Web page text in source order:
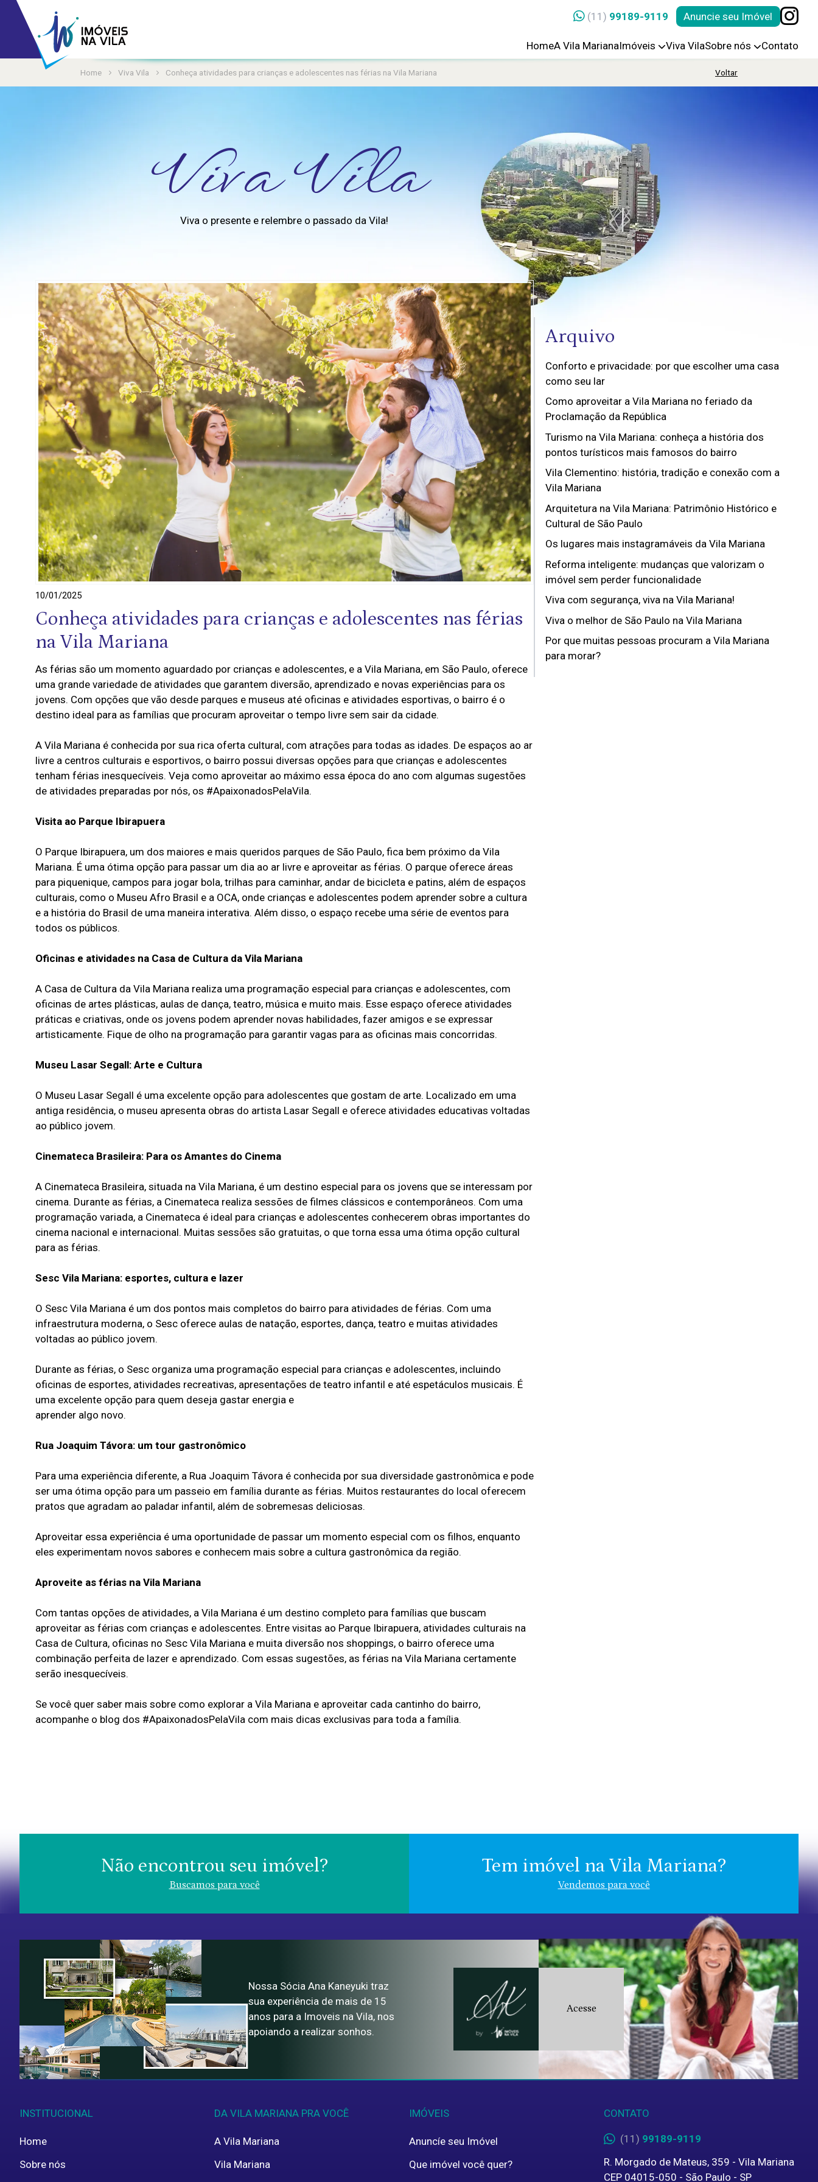
(11) 99189-9119 Anuncie seu Imóvel
HomeA Vila MarianaImóveis Viva VilaSobre nós Contato
Home Viva Vila Conheça atividades para crianças e adolescentes nas férias na Vila Mariana Voltar
Viva Vila
Viva o presente e relembre o passado da Vila!
10/01/2025
Conheça atividades para crianças e adolescentes nas férias
na Vila Mariana
As férias são um momento aguardado por crianças e adolescentes, e a Vila Mariana, em São Paulo, oferece
uma grande variedade de atividades que garantem diversão, aprendizado e novas experiências para os
jovens. Com opções que vão desde parques e museus até oficinas e atividades esportivas, o bairro é o
destino ideal para as famílias que procuram aproveitar o tempo livre sem sair da cidade.
A Vila Mariana é conhecida por sua rica oferta cultural, com atrações para todas as idades. De espaços ao ar
livre a centros culturais e esportivos, o bairro possui diversas opções para que crianças e adolescentes
tenham férias inesquecíveis. Veja como aproveitar ao máximo essa época do ano com algumas sugestões
de atividades preparadas por nós, os #ApaixonadosPelaVila.
Visita ao Parque Ibirapuera
O Parque Ibirapuera, um dos maiores e mais queridos parques de São Paulo, fica bem próximo da Vila
Mariana. É uma ótima opção para passar um dia ao ar livre e aproveitar as férias. O parque oferece áreas
para piquenique, campos para jogar bola, trilhas para caminhar, andar de bicicleta e patins, além de espaços
culturais, como o Museu Afro Brasil e a OCA, onde crianças e adolescentes podem aprender sobre a cultura
e a história do Brasil de uma maneira interativa. Além disso, o espaço recebe uma série de eventos para
todos os públicos.
Oficinas e atividades na Casa de Cultura da Vila Mariana
A Casa de Cultura da Vila Mariana realiza uma programação especial para crianças e adolescentes, com
oficinas de artes plásticas, aulas de dança, teatro, música e muito mais. Esse espaço oferece atividades
práticas e criativas, onde os jovens podem aprender novas habilidades, fazer amigos e se expressar
artisticamente. Fique de olho na programação para garantir vagas para as oficinas mais concorridas.
Museu Lasar Segall: Arte e Cultura
O Museu Lasar Segall é uma excelente opção para adolescentes que gostam de arte. Localizado em uma
antiga residência, o museu apresenta obras do artista Lasar Segall e oferece atividades educativas voltadas
ao público jovem.
Cinemateca Brasileira: Para os Amantes do Cinema
A Cinemateca Brasileira, situada na Vila Mariana, é um destino especial para os jovens que se interessam por
cinema. Durante as férias, a Cinemateca realiza sessões de filmes clássicos e contemporâneos. Com uma
programação variada, a Cinemateca é ideal para crianças e adolescentes conhecerem obras importantes do
cinema nacional e internacional. Muitas sessões são gratuitas, o que torna essa uma ótima opção cultural
para as férias.
Sesc Vila Mariana: esportes, cultura e lazer
O Sesc Vila Mariana é um dos pontos mais completos do bairro para atividades de férias. Com uma
infraestrutura moderna, o Sesc oferece aulas de natação, esportes, dança, teatro e muitas atividades
voltadas ao público jovem.
Durante as férias, o Sesc organiza uma programação especial para crianças e adolescentes, incluindo
oficinas de esportes, atividades recreativas, apresentações de teatro infantil e até espetáculos musicais. É
uma excelente opção para quem deseja gastar energia e
aprender algo novo.
Rua Joaquim Távora: um tour gastronômico
Para uma experiência diferente, a Rua Joaquim Távora é conhecida por sua diversidade gastronômica e pode
ser uma ótima opção para um passeio em família durante as férias. Muitos restaurantes do local oferecem
pratos que agradam ao paladar infantil, além de sobremesas deliciosas.
Aproveitar essa experiência é uma oportunidade de passar um momento especial com os filhos, enquanto
eles experimentam novos sabores e conhecem mais sobre a cultura gastronômica da região.
Aproveite as férias na Vila Mariana
Com tantas opções de atividades, a Vila Mariana é um destino completo para famílias que buscam
aproveitar as férias com crianças e adolescentes. Entre visitas ao Parque Ibirapuera, atividades culturais na
Casa de Cultura, oficinas no Sesc Vila Mariana e muita diversão nos shoppings, o bairro oferece uma
combinação perfeita de lazer e aprendizado. Com essas sugestões, as férias na Vila Mariana certamente
serão inesquecíveis.
Se você quer saber mais sobre como explorar a Vila Mariana e aproveitar cada cantinho do bairro,
acompanhe o blog dos #ApaixonadosPelaVila com mais dicas exclusivas para toda a família.
Arquivo
Conforto e privacidade: por que escolher uma casa
como seu lar
Como aproveitar a Vila Mariana no feriado da
Proclamação da República
Turismo na Vila Mariana: conheça a história dos
pontos turísticos mais famosos do bairro
Vila Clementino: história, tradição e conexão com a
Vila Mariana
Arquitetura na Vila Mariana: Patrimônio Histórico e
Cultural de São Paulo
Os lugares mais instagramáveis da Vila Mariana
Reforma inteligente: mudanças que valorizam o
imóvel sem perder funcionalidade
Viva com segurança, viva na Vila Mariana!
Viva o melhor de São Paulo na Vila Mariana
Por que muitas pessoas procuram a Vila Mariana
para morar?
Não encontrou seu imóvel?
Buscamos para você
Área (m²) Valor (R$)
Vila Mariana
Chácara Klabin
Chácara Inglesa
Vila Clementino
Nome
Tem imóvel na Vila Mariana?
Vendemos para você
Endereço do imóvel
Mensagem
Nossa Sócia Ana Kaneyuki traz
sua experiência de mais de 15
anos para a Imoveis na Vila, nos
apoiando a realizar sonhos.
Acesse
INSTITUCIONAL
Home
Sobre nós
DA VILA MARIANA PRA VOCÊ
A Vila Mariana
Vila Mariana
IMÓVEIS
Anuncíe seu Imóvel
Que imóvel você quer?
CONTATO
(11) 99189-9119
R. Morgado de Mateus, 359 - Vila Mariana
CEP 04015-050 - São Paulo - SP